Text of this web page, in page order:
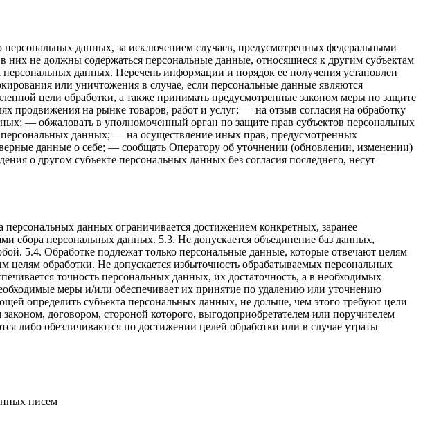
данных, за исключением случаев, предусмотренных федеральными
не должны содержаться персональные данные, относящиеся к другим субъектам
данных. Перечень информации и порядок ее получения установлен
или уничтожения в случае, если персональные данные являются
цели обработки, а также принимать предусмотренные законом меры по защите
продвижения на рынке товаров, работ и услуг; — на отзыв согласия на обработку
— обжаловать в уполномоченный орган по защите прав субъектов персональных
данных; — на осуществление иных прав, предусмотренных
данные о себе; — сообщать Оператору об уточнении (обновлении, изменении)
о другом субъекте персональных данных без согласия последнего, несут
данных ограничивается достижением конкретных, заранее
сбора персональных данных. 5.3. Не допускается объединение баз данных,
5.4. Обработке подлежат только персональные данные, которые отвечают целям
обработки. Не допускается избыточность обрабатываемых персональных
точность персональных данных, их достаточность, а в необходимых
меры и/или обеспечивает их принятие по удалению или уточнению
определить субъекта персональных данных, не дольше, чем этого требуют цели
договором, стороной которого, выгодоприобретателем или поручителем
либо обезличиваются по достижении целей обработки или в случае утраты
писем